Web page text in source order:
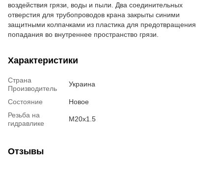
воздействия грязи, воды и пыли. Два соединительных
отверстия для трубопроводов крана закрыты синими
защитными колпачками из пластика для предотвращения
попадания во внутреннее пространство грязи.
Характеристики
Страна
Производитель
Украина
Состояние
Новое
Резьба на
гидравлике
М20х1.5
Отзывы